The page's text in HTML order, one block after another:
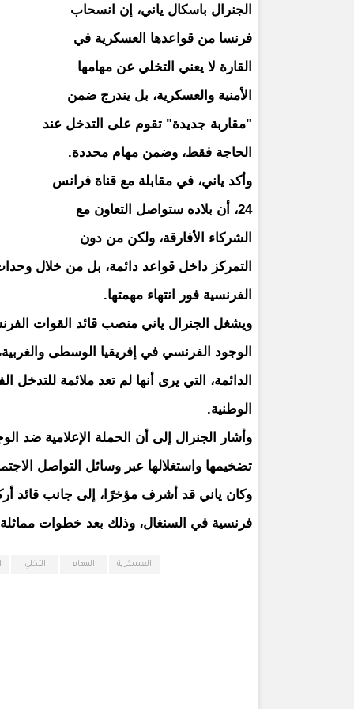
الجنرال باسكال ياني، إن انسحاب
فرنسا من قواعدها العسكرية في
القارة لا يعني التخلي عن مهامها
الأمنية والعسكرية، بل يندرج ضمن
"مقاربة جديدة" تقوم على التدخل عند
الحاجة فقط، وضمن مهام محددة.
وأكد ياني، في مقابلة مع قناة فرانس
24، أن بلاده ستواصل التعاون مع
الشركاء الأفارقة، ولكن من دون
التمركز داخل قواعد دائمة، بل من خلال
الفرنسية فور انتهاء مهمتها.
ويشغل الجنرال ياني منصب قائد القوات
الوجود الفرنسي في إفريقيا الوسطى
الدائمة، التي يرى أنها لم تعد ملائمة
الوطنية.
وأشار الجنرال إلى أن الحملة الإعلامية ضد
تضخيمها واستغلالها عبر وسائل التواصل
وكان ياني قد أشرف مؤخرًا، إلى جانب قائد
فرنسية في السنغال، وذلك بعد خطوات
التخلي المهام العسكرية